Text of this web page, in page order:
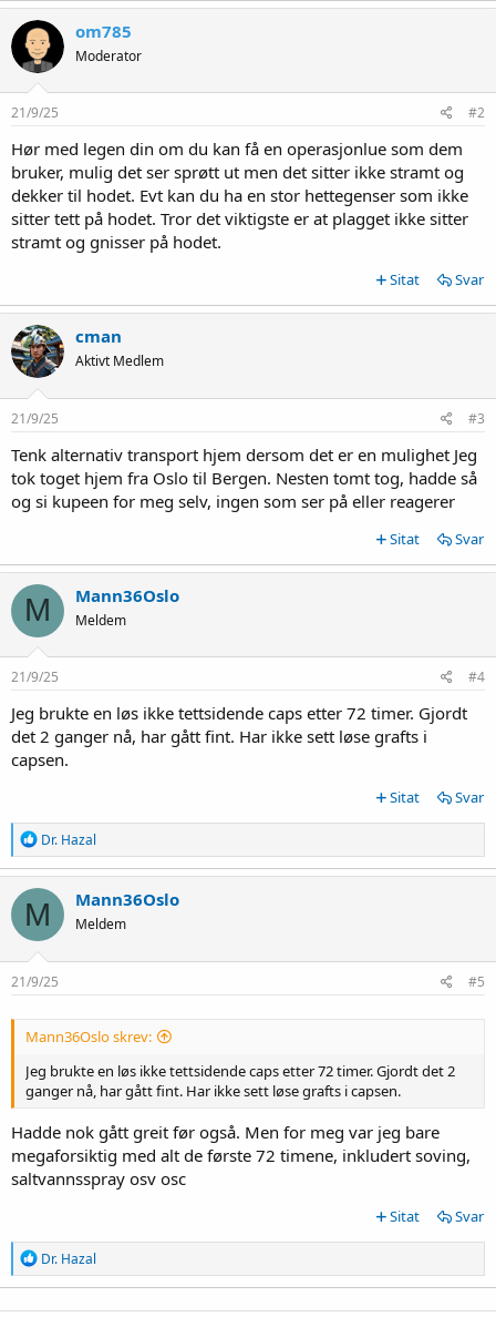
om785
Moderator
21/9/25 #2
Hør med legen din om du kan få en operasjonlue som dem
bruker, mulig det ser sprøtt ut men det sitter ikke stramt og
dekker til hodet. Evt kan du ha en stor hettegenser som ikke
sitter tett på hodet. Tror det viktigste er at plagget ikke sitter
stramt og gnisser på hodet.
Sitat Svar
cman
Aktivt Medlem
21/9/25 #3
Tenk alternativ transport hjem dersom det er en mulighet Jeg
tok toget hjem fra Oslo til Bergen. Nesten tomt tog, hadde så
og si kupeen for meg selv, ingen som ser på eller reagerer
Sitat Svar
M Mann36Oslo
Meldem
21/9/25 #4
Jeg brukte en løs ikke tettsidende caps etter 72 timer. Gjordt
det 2 ganger nå, har gått fint. Har ikke sett løse grafts i
capsen.
Sitat Svar
R
e
a
c
t
i
o
n
s
Dr. Hazal
M Mann36Oslo
Meldem
21/9/25 #5
Mann36Oslo skrev:
Jeg brukte en løs ikke tettsidende caps etter 72 timer. Gjordt det 2
ganger nå, har gått fint. Har ikke sett løse grafts i capsen.
Hadde nok gått greit før også. Men for meg var jeg bare
megaforsiktig med alt de første 72 timene, inkludert soving,
saltvannsspray osv osc
Sitat Svar
R
e
a
c
Dr. Hazal